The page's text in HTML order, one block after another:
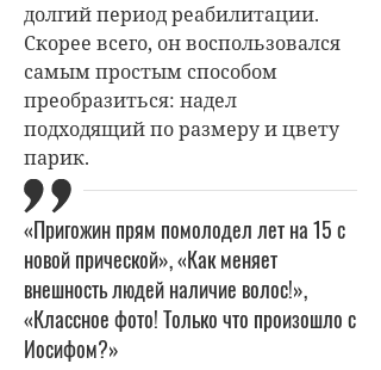
долгий период реабилитации.
Скорее всего, он воспользовался
самым простым способом
преобразиться: надел
подходящий по размеру и цвету
парик.
«Пригожин прям помолодел лет на 15 с
новой прической», «Как меняет
внешность людей наличие волос!»,
«Классное фото! Только что произошло с
Иосифом?»